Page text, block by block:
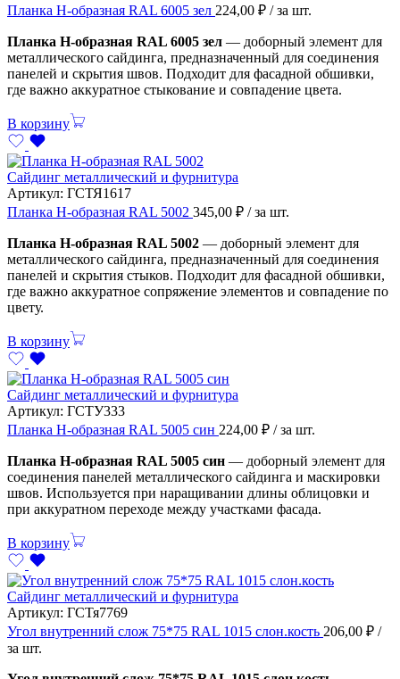
Планка H-образная RAL 6005 зел 224,00 ₽ / за шт.
Планка H-образная RAL 6005 зел — доборный элемент для
металлического сайдинга, предназначенный для соединения
панелей и скрытия швов. Подходит для фасадной обшивки,
где важно аккуратное стыкование и совпадение цвета.
В корзину
Сайдинг металлический и фурнитура
Артикул: ГСТЯ1617
Планка H-образная RAL 5002 345,00 ₽ / за шт.
Планка H-образная RAL 5002 — доборный элемент для
металлического сайдинга, предназначенный для соединения
панелей и скрытия стыков. Подходит для фасадной обшивки,
где важно аккуратное сопряжение элементов и совпадение по
цвету.
В корзину
Сайдинг металлический и фурнитура
Артикул: ГСТУ333
Планка H-образная RAL 5005 син 224,00 ₽ / за шт.
Планка H-образная RAL 5005 син — доборный элемент для
соединения панелей металлического сайдинга и маскировки
швов. Используется при наращивании длины облицовки и
при аккуратном переходе между участками фасада.
В корзину
Сайдинг металлический и фурнитура
Артикул: ГСТя7769
Угол внутренний слож 75*75 RAL 1015 слон.кость 206,00 ₽ /
за шт.